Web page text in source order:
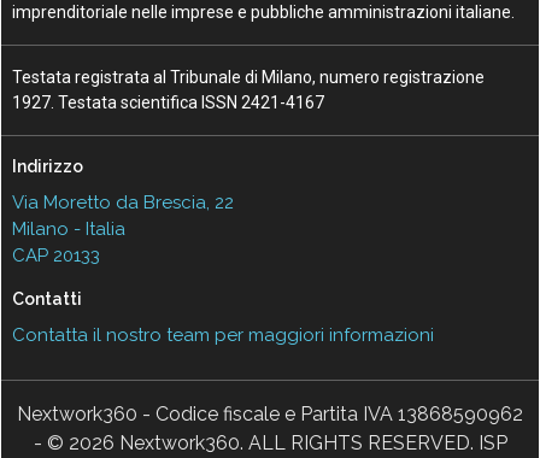
imprenditoriale nelle imprese e pubbliche amministrazioni italiane.
Testata registrata al Tribunale di Milano, numero registrazione
1927. Testata scientifica ISSN 2421-4167
Indirizzo
Via Moretto da Brescia, 22
Milano - Italia
CAP 20133
Contatti
Contatta il nostro team per maggiori informazioni
Nextwork360 - Codice fiscale e Partita IVA 13868590962
- © 2026 Nextwork360. ALL RIGHTS RESERVED. ISP